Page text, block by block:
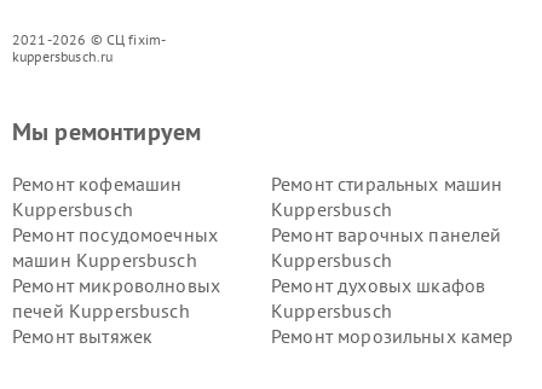
2021-2026 © СЦ fixim-
kuppersbusch.ru
Мы ремонтируем
Ремонт кофемашин
Kuppersbusch
Ремонт стиральных машин
Kuppersbusch
Ремонт посудомоечных
машин Kuppersbusch
Ремонт варочных панелей
Kuppersbusch
Ремонт микроволновых
печей Kuppersbusch
Ремонт духовых шкафов
Kuppersbusch
Ремонт вытяжек
Ремонт морозильных камер